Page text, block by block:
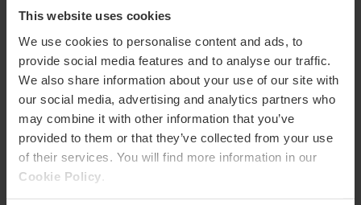
This website uses cookies
We use cookies to personalise content and ads, to
provide social media features and to analyse our traffic.
We also share information about your use of our site with
our social media, advertising and analytics partners who
may combine it with other information that you’ve
provided to them or that they’ve collected from your use
of their services. You will find more information in our
Cookie Policy
de
València
València
«Rubens.
florecimiento
de
un
genio»
València
Experiencia inmersiva
«Egipto» en València
Experiencia
inmersiva
«Egipto»
en
València
Exposición